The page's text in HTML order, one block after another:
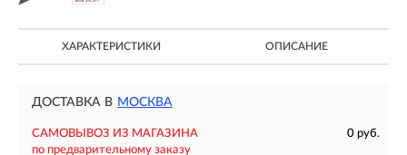
ХАРАКТЕРИСТИКИ ОПИСАНИЕ
ДОСТАВКА В МОСКВА
САМОВЫВОЗ ИЗ МАГАЗИНА
0 руб.
по предварительному заказу